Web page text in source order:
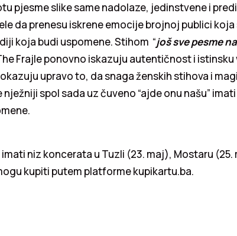
pjesme slike same nadolaze, jedinstvene i
da prenesu iskrene emocije brojnoj publici
koja budi uspomene. Stihom “još sve pesme
Frajle ponovno iskazuju autentičnost i istinsku
upravo to, da snaga ženskih stihova i
spol sada uz čuveno “ajde onu našu”
imati niz koncerata u Tuzli (23. maj), Mostaru (25.
kupiti putem platforme kupikartu.ba.